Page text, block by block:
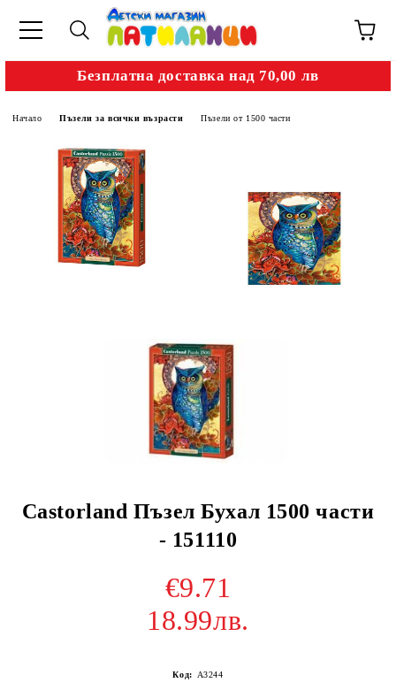
Безплатна доставка над 70,00 лв
Начало Пъзели за всички възрасти Пъзели от 1500 части
Castorland Пъзел Бухал 1500 части
- 151110
€9.71
18.99лв.
Код: A3244